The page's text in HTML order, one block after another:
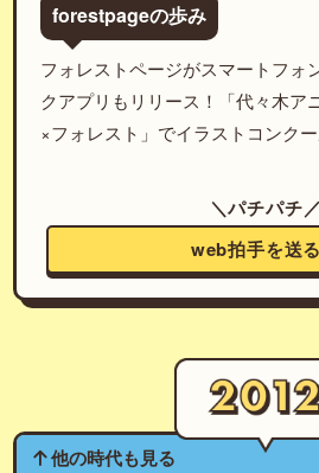
forestpageの歩み
フォレストページがスマートフォ
クアプリもリリース！「代々木ア
×フォレスト」でイラストコンクー
＼パチパチ／
web拍手を送
他の時代も見る